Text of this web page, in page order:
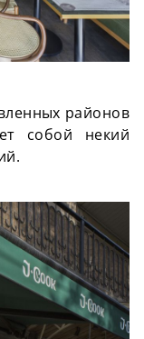
районов
собой некий